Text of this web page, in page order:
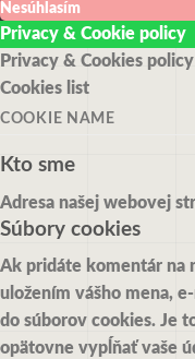
Nesúhlasím
Privacy & Cookie policy
Privacy & Cookies policy
Cookies list
COOKIE NAME
Kto sme
Adresa našej webovej
Súbory cookies
Ak pridáte komentár na
uložením vášho mena,
do súborov cookies. Je
opätovne vypĺňať vaše